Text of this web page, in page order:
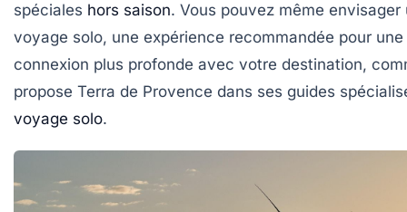
spéciales hors saison. Vous pouvez même envisager
voyage solo, une expérience recommandée pour une
connexion plus profonde avec votre destination,
propose Terra de Provence dans ses guides
voyage solo.